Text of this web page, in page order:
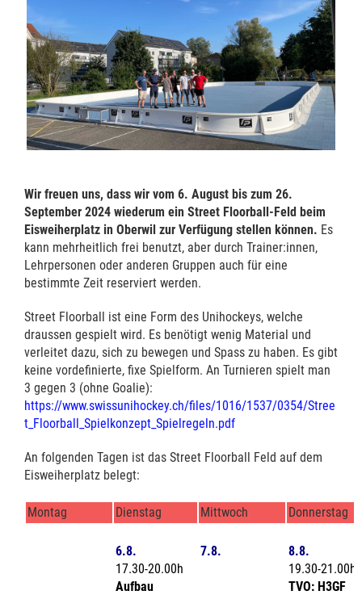
Wir freuen uns, dass wir vom 6. August bis zum 26.
September 2024 wiederum ein Street Floorball-Feld beim
Eisweiherplatz in Oberwil zur Verfügung stellen können. Es
kann mehrheitlich frei benutzt, aber durch Trainer:innen,
Lehrpersonen oder anderen Gruppen auch für eine
bestimmte Zeit reserviert werden.
Street Floorball ist eine Form des Unihockeys, welche
draussen gespielt wird. Es benötigt wenig Material und
verleitet dazu, sich zu bewegen und Spass zu haben. Es gibt
keine vordefinierte, fixe Spielform. An Turnieren spielt man
3 gegen 3 (ohne Goalie):
https://www.swissunihockey.ch/files/1016/1537/0354/Stree
t_Floorball_Spielkonzept_Spielregeln.pdf
An folgenden Tagen ist das Street Floorball Feld auf dem
Eisweiherplatz belegt:
Montag Dienstag Mittwoch Donnerstag
6.8.
17.30-20.00h
Aufbau
7.8.
8.8.
19.30-21.00h
TVO: H3GF